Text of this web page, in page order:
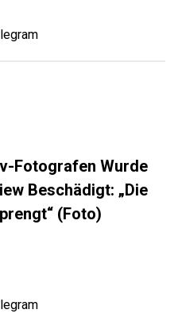
Fotografen Wurde
Beschädigt: „Die
(Foto)